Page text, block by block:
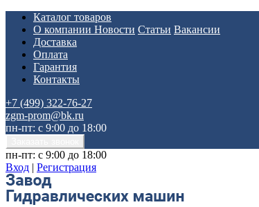
Каталог товаров
О компании Новости Статьи Вакансии
Доставка
Оплата
Гарантия
Контакты
+7 (499) 322-76-27
zgm-prom@bk.ru
пн-пт: с 9:00 до 18:00
пн-пт: с 9:00 до 18:00
Вход | Регистрация